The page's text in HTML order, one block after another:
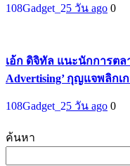
108Gadget_25 วัน ago 0
เอ้ก ดิจิทัล แนะนักการตล
Advertising’ กุญแจพลิกเ
108Gadget_25 วัน ago 0
ค้นหา